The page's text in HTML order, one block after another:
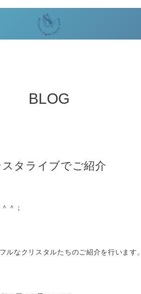
BLOG
タライブでご紹介
＾；
なクリスタルたちのご紹介を行います。